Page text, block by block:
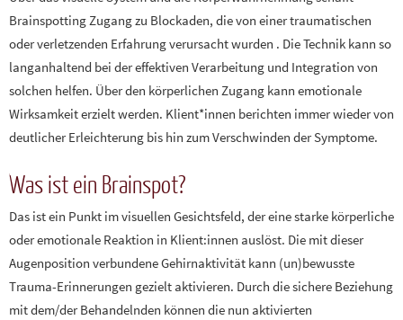
Brainspotting Zugang zu Blockaden, die von einer traumatischen
oder verletzenden Erfahrung verursacht wurden . Die Technik kann so
langanhaltend bei der effektiven Verarbeitung und Integration von
solchen helfen. Über den körperlichen Zugang kann emotionale
Wirksamkeit erzielt werden. Klient*innen berichten immer wieder von
deutlicher Erleichterung bis hin zum Verschwinden der Symptome.
Was ist ein Brainspot?
Das ist ein Punkt im visuellen Gesichtsfeld, der eine starke körperliche
oder emotionale Reaktion in Klient:innen auslöst. Die mit dieser
Augenposition verbundene Gehirnaktivität kann (un)bewusste
Trauma-Erinnerungen gezielt aktivieren. Durch die sichere Beziehung
mit dem/der Behandelnden können die nun aktivierten